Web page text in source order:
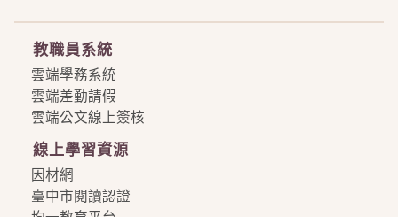
教職員系統
雲端學務系統
雲端差勤請假
雲端公文線上簽核
線上學習資源
因材網
臺中市閱讀認證